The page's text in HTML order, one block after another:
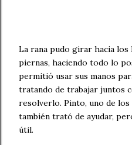
La rana pudo girar hacia los
piernas, haciendo todo lo
permitió usar sus manos
tratando de trabajar juntos
resolverlo. Pinto, uno de
también trató de ayudar,
útil.